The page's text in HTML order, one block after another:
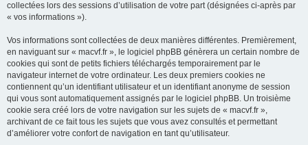
collectées lors des sessions d’utilisation de votre part (désignées ci-après par
« vos informations »).
Vos informations sont collectées de deux manières différentes. Premièrement,
en naviguant sur « macvf.fr », le logiciel phpBB génèrera un certain nombre de
cookies qui sont de petits fichiers téléchargés temporairement par le
navigateur internet de votre ordinateur. Les deux premiers cookies ne
contiennent qu’un identifiant utilisateur et un identifiant anonyme de session
qui vous sont automatiquement assignés par le logiciel phpBB. Un troisième
cookie sera créé lors de votre navigation sur les sujets de « macvf.fr »,
archivant de ce fait tous les sujets que vous avez consultés et permettant
d’améliorer votre confort de navigation en tant qu’utilisateur.